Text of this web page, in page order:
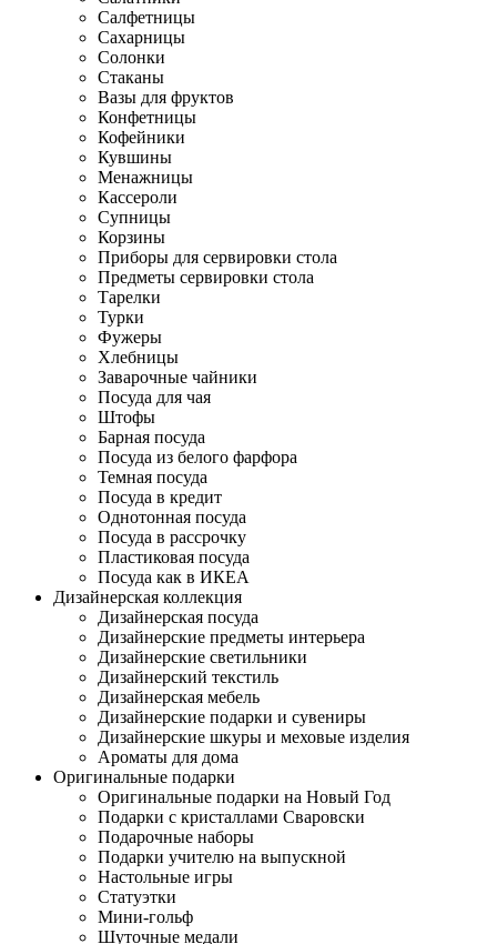
Салфетницы
Сахарницы
Солонки
Стаканы
Вазы для фруктов
Конфетницы
Кофейники
Кувшины
Менажницы
Кассероли
Супницы
Корзины
Приборы для сервировки стола
Предметы сервировки стола
Тарелки
Турки
Фужеры
Хлебницы
Заварочные чайники
Посуда для чая
Штофы
Барная посуда
Посуда из белого фарфора
Темная посуда
Посуда в кредит
Однотонная посуда
Посуда в рассрочку
Пластиковая посуда
Посуда как в ИКЕА
Дизайнерская коллекция
Дизайнерская посуда
Дизайнерские предметы интерьера
Дизайнерские светильники
Дизайнерский текстиль
Дизайнерская мебель
Дизайнерские подарки и сувениры
Дизайнерские шкуры и меховые изделия
Ароматы для дома
Оригинальные подарки
Оригинальные подарки на Новый Год
Подарки с кристаллами Сваровски
Подарочные наборы
Подарки учителю на выпускной
Настольные игры
Статуэтки
Мини-гольф
Шуточные медали